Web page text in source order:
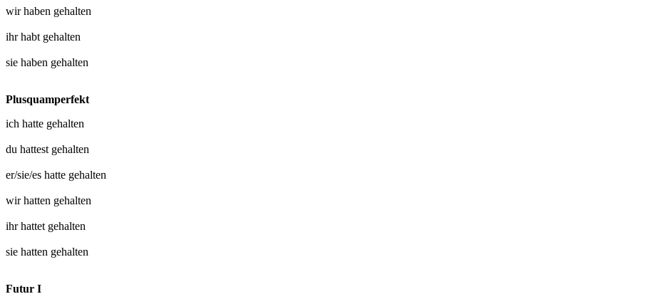
wir haben gehalten
ihr habt gehalten
sie haben gehalten
Plusquamperfekt
ich hatte gehalten
du hattest gehalten
er/sie/es hatte gehalten
wir hatten gehalten
ihr hattet gehalten
sie hatten gehalten
Futur I